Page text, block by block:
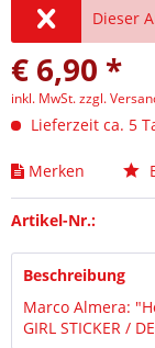
Dieser
€ 6,90 *
inkl. MwSt.zzgl.
Lieferzeit ca. 5
Merken
Artikel-Nr.:
Beschreibung
Marco Almera:
GIRL STICKER /